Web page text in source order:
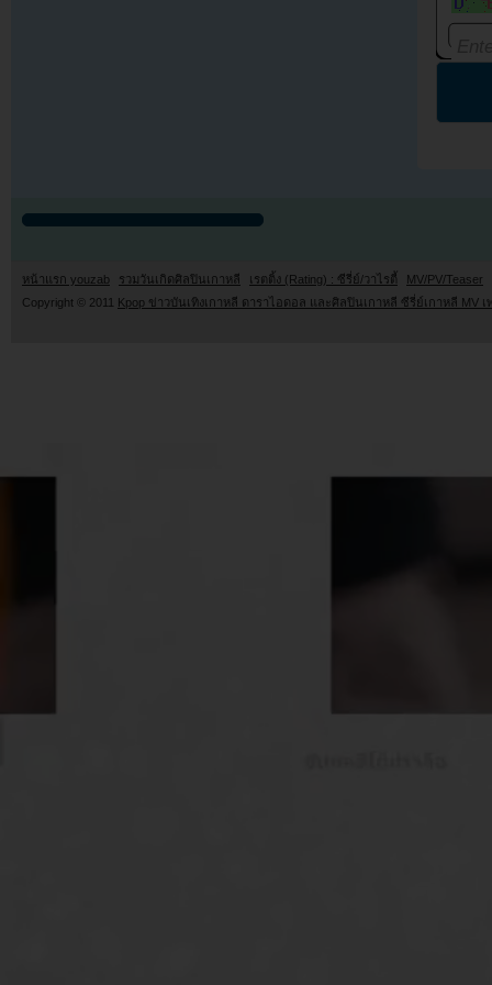
หน้าแรก youzab รวมวันเกิดศิลปินเกาหลี เรตติ้ง (Rating) : ซีรี่ย์/วาไรตี้
MV/PV/Teaser
Copyright © 2011 Kpop ข่าวบันเทิงเกาหลี ดาราไอดอล และศิลปินเกาหลี ซีรี่ย์เกาหลี MV